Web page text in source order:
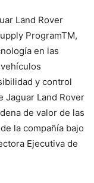
Land Rover
ProgramTM,
en las
y control
Jaguar Land Rover
de valor de las
la compañía bajo
Ejecutiva de